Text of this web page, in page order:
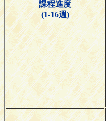
課程進度
(1-16週)